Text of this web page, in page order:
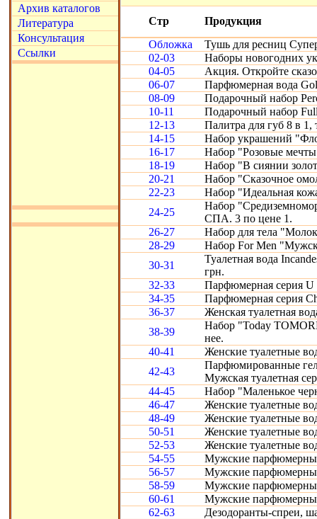
Архив каталогов
Литература
Консультация
Ссылки
Стр
Продукция
Обложка
Тушь для ресниц
02-03
Наборы новогодних
04-05
Акция. Откройте
06-07
Парфюмерная вода
08-09
Подарочный набор
10-11
Подарочный набор
12-13
Палитра для губ 8 в 1,
14-15
Набор украшений
16-17
Набор "Розовые
18-19
Набор "В сиянии
20-21
Набор "Сказочное
22-23
Набор "Идеальная
24-25
Набор
СПА. 3 по цене 1.
26-27
Набор для тела
28-29
Набор For Men
30-31
Туалетная вода
грн.
32-33
Парфюмерная серия U
34-35
Парфюмерная серия
36-37
Женская туалетная
38-39
Набор "Today
нее.
40-41
Женские туалетные
42-43
Парфюмированные
Мужская туалетная
44-45
Набор "Маленькое
46-47
Женские туалетные
48-49
Женские туалетные
50-51
Женские туалетные
52-53
Женские туалетные
54-55
Мужские
56-57
Мужские
58-59
Мужские
60-61
Мужские
62-63
Дезодоранты-спреи,